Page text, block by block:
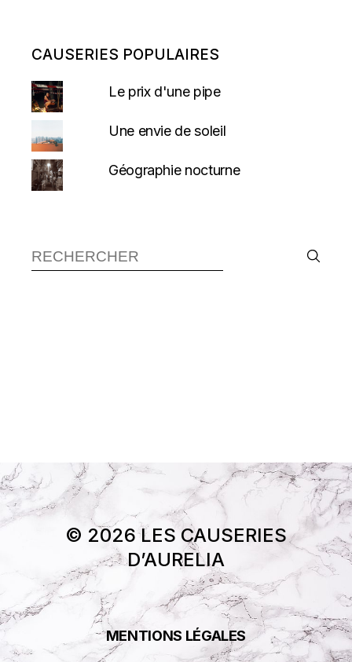
CAUSERIES POPULAIRES
Le prix d'une pipe
Une envie de soleil
Géographie nocturne
© 2026 LES CAUSERIES
D’AURELIA
MENTIONS LÉGALES